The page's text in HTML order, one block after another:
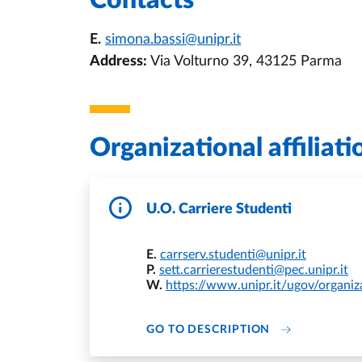
E. simona.bassi@unipr.it
Address: Via Volturno 39, 43125 Parma
Organizational
U.O. Carriere Studenti
E. carrserv.studenti@unipr.it
P. sett.carrierestudenti@pec.unipr.it
W. https://www.unipr.it/ugov/
GO TO DESCRIPTION DI U.O.